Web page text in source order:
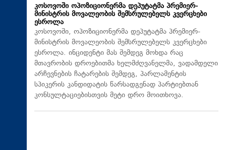
კოსოვოში ოპოზიციონერმა დეპუტატმა პრემიერ-
მინისტრის მოვალეობის შემსრულებელს კვერცხები
ესროლა
კოსოვოში, ოპოზიციონერმა დეპუტატმა პრემიერ-
მინისტრის მოვალეობის შემსრულებელს კვერცხები
ესროლა. ინციდენტი მას შემდეგ მოხდა რაც
მთავრობის დროებითმა ხელმძღვანელმა, ვადამდელი
არჩევნების ჩატარების შემდეგ, პარლამენტის
სპიკერის კანდიდატის წარსადგენად პარტიებთან
კონსულტაციებისთვის მეტი დრო მოითხოვა.